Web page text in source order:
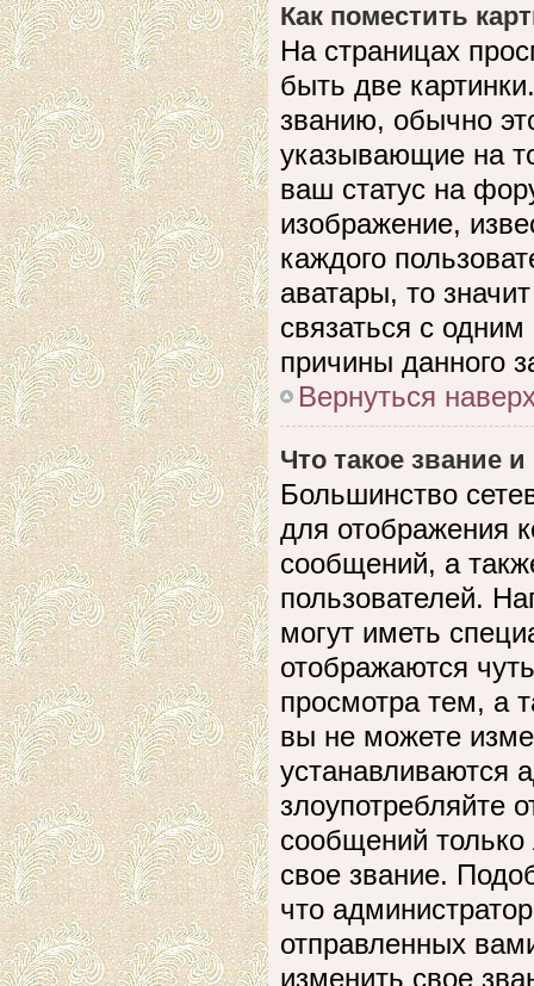
Как поместить
На страницах
быть две
званию, обычно
указывающие на
ваш статус на
изображение,
каждого
аватары, то
связаться с
причины данного
Вернуться
Что такое звание
Большинство
для отображения
сообщений, а
пользователей.
могут иметь
отображаются
просмотра тем, а
вы не можете
устанавливаются
злоупотребляйте
сообщений
свое звание.
что
отправленных
изменить свое